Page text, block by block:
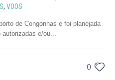
, VOOS
de Congonhas e foi planejada
e/ou...
0